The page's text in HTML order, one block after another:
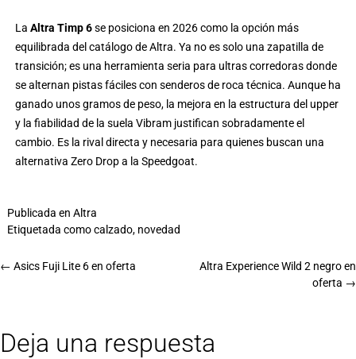
La Altra Timp 6se posiciona en 2026 como la opción más
equilibrada del catálogo de Altra. Ya no es solo una zapatilla de
transición; es una herramienta seria para ultras corredoras donde
se alternan pistas fáciles con senderos de roca técnica. Aunque ha
ganado unos gramos de peso, la mejora en la estructura del upper
y la fiabilidad de la suela Vibram justifican sobradamente el
cambio. Es la rival directa y necesaria para quienes buscan una
alternativa Zero Drop a la Speedgoat.
Publicada en Altra
Etiquetada comocalzado, novedad
Altra Experience Wild 2 negro en
oferta →
← Asics Fuji Lite 6 en oferta
Deja una respuesta